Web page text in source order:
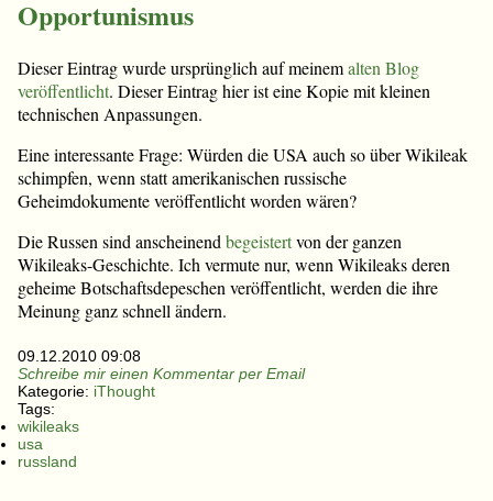
Opportunismus
Dieser Eintrag wurde ursprünglich auf meinemalten Blog
veröffentlicht. Dieser Eintrag hier ist eine Kopie mit kleinen
technischen Anpassungen.
Eine interessante Frage: Würden die USA auch so über Wikileak
schimpfen, wenn statt amerikanischen russische
Geheimdokumente veröffentlicht worden wären?
Die Russen sind anscheinend begeistertvon der ganzen
Wikileaks-Geschichte. Ich vermute nur, wenn Wikileaks deren
geheime Botschaftsdepeschen veröffentlicht, werden die ihre
Meinung ganz schnell ändern.
09.12.2010 09:08
Schreibe mir einen Kommentar per Email
Kategorie: iThought
Tags:
wikileaks
usa
russland